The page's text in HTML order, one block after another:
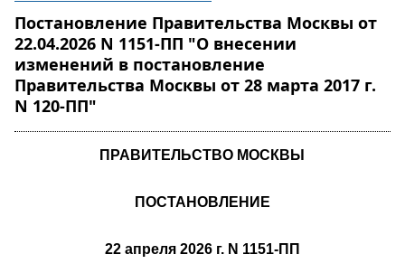
Постановление Правительства Москвы от
22.04.2026 N 1151-ПП "О внесении
изменений в постановление
Правительства Москвы от 28 марта 2017 г.
N 120-ПП"
ПРАВИТЕЛЬСТВО МОСКВЫ
ПОСТАНОВЛЕНИЕ
22 апреля 2026 г. N 1151-ПП